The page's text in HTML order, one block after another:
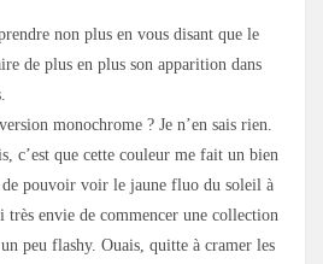
non plus en vous disant que le
de plus en plus son apparition dans
monochrome ? Je n’en sais rien.
c’est que cette couleur me fait un bien
pouvoir voir le jaune fluo du soleil à
très envie de commencer une collection
peu flashy. Ouais, quitte à cramer les